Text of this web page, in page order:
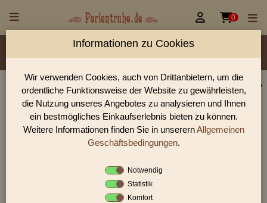
 0
Material/Glassorte Sorte/Form Farbe
Größen
Lochdurchmesser
Perlen Shop für facettiert Opalglas Perlen
In unserem Perlen Shop finden sie zahlreich facettiert Opalglas
Perlen und viele weiter Glasperlen.
Sie befinden sich in folgender Kategorie:
facettiert Opalglas
Informationen zu Cookies
Wir verwenden Cookies, auch von Drittanbietern, um die
ordentliche Funktionsweise der Website zu gewährleisten,
die Nutzung unseres Angebotes zu analysieren und Ihnen
ein bestmögliches Einkaufserlebnis bieten zu können.
Weitere Informationen finden Sie in unserernAllgemeinen
Geschäftsbedingungen.
Notwendig
Statistik
Komfort